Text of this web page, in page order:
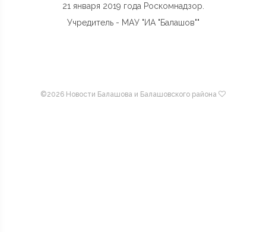
21 января 2019 года Роскомнадзор.
Учредитель - МАУ "ИА "Балашов""
©2026 Новости Балашова и Балашовского района